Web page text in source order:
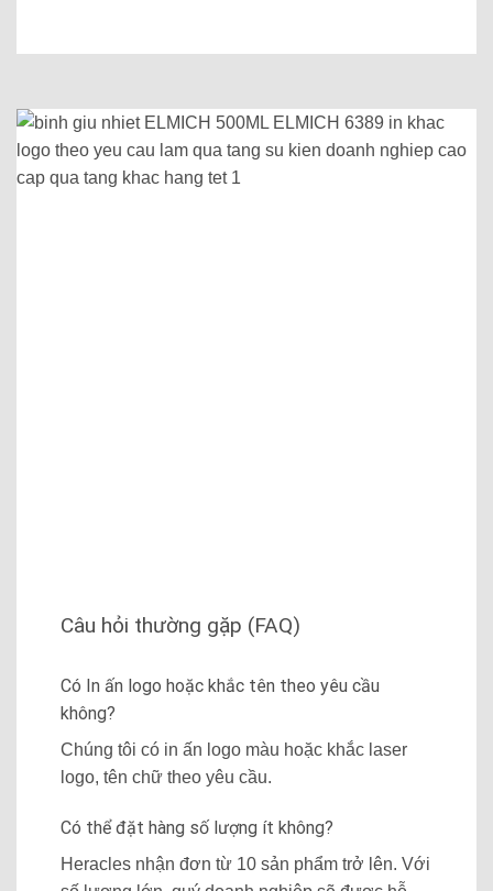
Câu hỏi thường gặp (FAQ)
Có In ấn logo hoặc khắc tên theo yêu cầu
không?
Chúng tôi có in ấn logo màu hoặc khắc laser
logo, tên chữ theo yêu cầu.
Có thể đặt hàng số lượng ít không?
Heracles nhận đơn từ 10 sản phẩm trở lên. Với